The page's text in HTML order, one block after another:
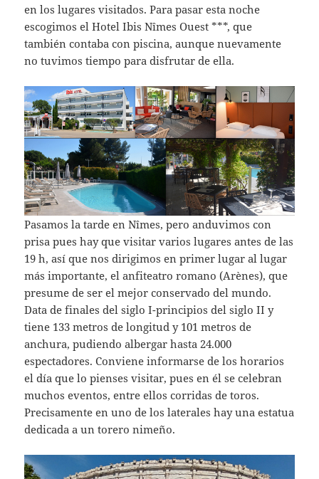
en los lugares visitados. Para pasar esta noche
escogimos el Hotel Ibis Nîmes Ouest ***, que
también contaba con piscina, aunque nuevamente
no tuvimos tiempo para disfrutar de ella.
Pasamos la tarde en Nîmes, pero anduvimos con
prisa pues hay que visitar varios lugares antes de las
19 h, así que nos dirigimos en primer lugar al lugar
más importante, el anfiteatro romano (Arènes), que
presume de ser el mejor conservado del mundo.
Data de finales del siglo I-principios del siglo II y
tiene 133 metros de longitud y 101 metros de
anchura, pudiendo albergar hasta 24.000
espectadores. Conviene informarse de los horarios
el día que lo pienses visitar, pues en él se celebran
muchos eventos, entre ellos corridas de toros.
Precisamente en uno de los laterales hay una estatua
dedicada a un torero nimeño.